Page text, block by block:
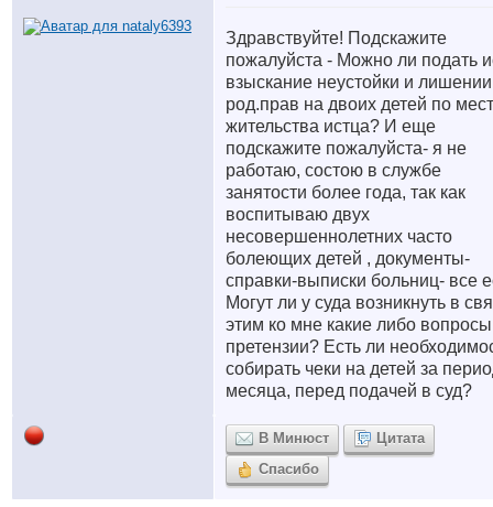
Здравствуйте! Подскажите
пожалуйста - Можно ли подать
взыскание неустойки и лишении
род.прав на двоих детей по
жительства истца? И еще
подскажите пожалуйста- я не
работаю, состою в службе
занятости более года, так как
воспитываю двух
несовершеннолетних часто
болеющих детей , документы-
справки-выписки больниц- все
Могут ли у суда возникнуть в
этим ко мне какие либо
претензии? Есть ли
собирать чеки на детей за
месяца, перед подачей в суд?
В Минюст
Цитата
Спасибо